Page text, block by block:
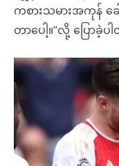
ကစားသမားအကုန် ခ
တာပေါ့။”လို့ ပြောခဲ့ပ